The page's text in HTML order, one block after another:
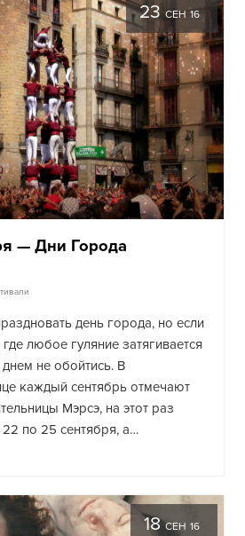
23СЕН 16
— Дни Города
день города, но если
любое гуляние затягивается
не обойтись. В
каждый сентябрь отмечают
Мэрсэ, на этот раз
22 по 25 сентября, а…
18СЕН 16